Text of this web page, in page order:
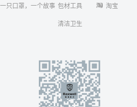
一只口罩，一个故事 包材工具
清洁卫生
淘宝